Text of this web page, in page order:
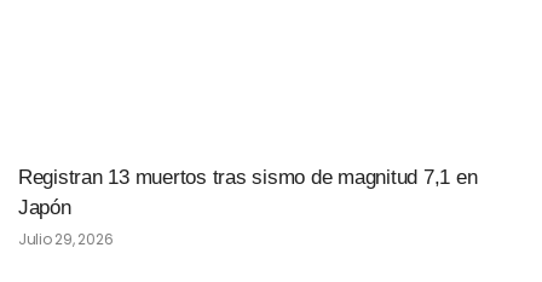
Registran 13 muertos tras sismo de magnitud 7,1 en
Japón
Julio 29, 2026